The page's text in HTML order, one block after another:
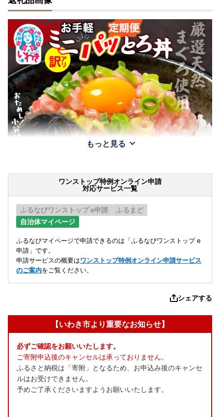
もっと見る
ワンストップ特例オンライン申請
対応サービス一覧
ふるなびワンストップ e申請
ふるまど
自治体マイページ
ふるなびマイページで申請できるのは「ふるなびワンストップ e
申請」です。
申請サービスの概要はワンストップ特例オンライン申請サービス
のご案内をご覧ください。
シェアする
【いわき市より重要なお知らせ】
必ずご確認をお願いいたします。
ご寄附申込後のキャンセルは承っておりません。
ふるさと納税は「寄附」となるため、お申込み後のキャンセ
ルはお受けできません。
予めご了承くださいますようお願いいたします。